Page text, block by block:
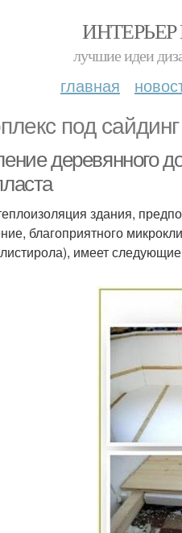
лучшие идеи
главная
под сайдинг
деревянного
здания,
благоприятного
имеет